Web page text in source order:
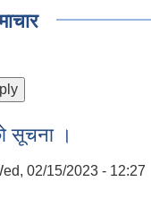
सूचना ।
02/15/2023 - 12:27